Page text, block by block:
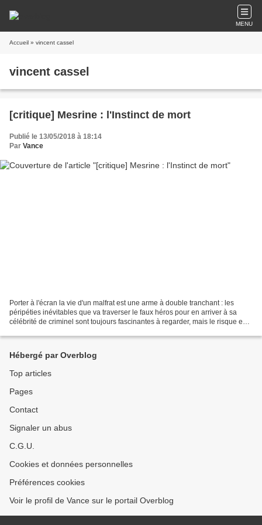
MENU
Accueil » vincent cassel
vincent cassel
[critique] Mesrine : l'Instinct de mort
Publié le 13/05/2018 à 18:14
Par Vance
Porter à l'écran la vie d'un malfrat est une arme à double tranchant : les
péripéties inévitables que va traverser le faux héros pour en arriver à sa
célébrité de criminel sont toujours fascinantes à regarder, mais le risque est
Hébergé par Overblog
Top articles
Pages
Contact
Signaler un abus
C.G.U.
Cookies et données personnelles
Préférences cookies
Voir le profil de Vance sur le portail Overblog